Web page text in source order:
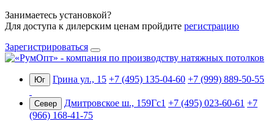
Занимаетесь установкой?
Для доступа к дилерским ценам пройдите регистрацию
Зарегистрироваться
Юг Грина ул., 15 +7 (495) 135-04-60 +7 (999) 889-50-55
Север Дмитровское ш., 159Гс1 +7 (495) 023-60-61 +7
(966) 168-41-75